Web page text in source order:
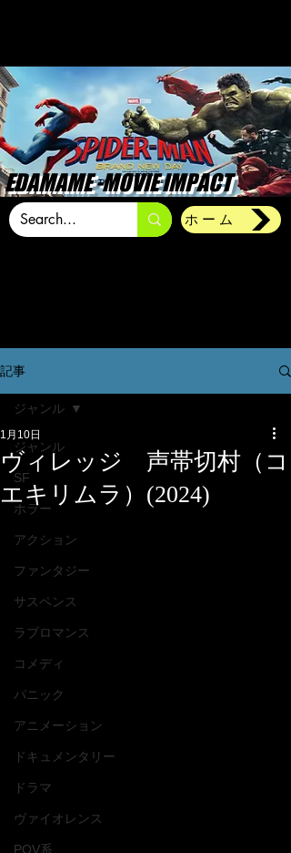
EDAMAME -MOVIE IMPACT
ホーム
記事
ジャンル
SF
ホラー
アクション
ファンタジー
サスペンス
ラブロマンス
コメディ
パニック
アニメーション
ドキュメンタリー
ドラマ
ヴァイオレンス
POV系
ジャンル
ヴィレッジ 声帯切村（コ
エキリムラ）(2024)
1月10日